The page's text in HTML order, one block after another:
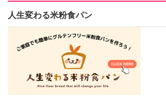
人生変わる米粉食パン